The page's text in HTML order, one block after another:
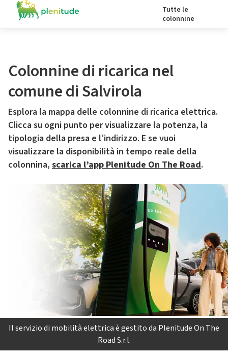
Tutte le
colonnine
Colonnine di ricarica nel
comune di Salvirola
Esplora la mappa delle colonnine di ricarica elettrica.
Clicca su ogni punto per visualizzare la potenza, la
tipologia della presa e l’indirizzo. E se vuoi
visualizzare la disponibilità in tempo reale della
colonnina, scarica l’app Plenitude On The Road.
Il servizio di mobilità elettrica è gestito da Plenitude On The
Road S.r.l.